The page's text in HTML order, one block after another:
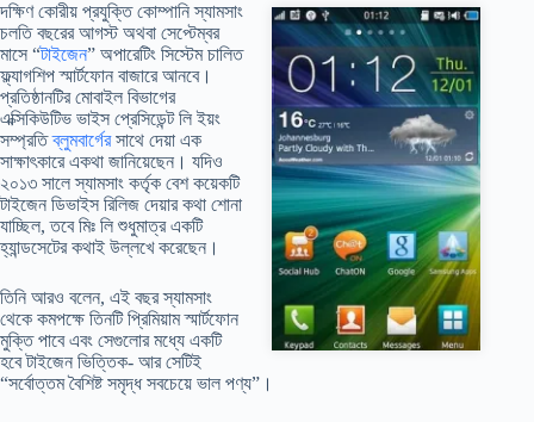
দক্ষিণ কোরীয় প্রযুক্তি কোম্পানি স্যামসাং
চলতি বছরের আগস্ট অথবা সেপ্টেম্বর
মাসে “টাইজেন” অপারেটিং সিস্টেম চালিত
ফ্ল্যাগশিপ স্মার্টফোন বাজারে আনবে।
প্রতিষ্ঠানটির মোবাইল বিভাগের
এক্সিকিউটিভ ভাইস প্রেসিডেন্ট লি ইয়ং
সম্প্রতিব্লুমবার্গেরসাথে দেয়া এক
সাক্ষাৎকারে একথা জানিয়েছেন। যদিও
২০১৩ সালে স্যামসাং কর্তৃক বেশ কয়েকটি
টাইজেন ডিভাইস রিলিজ দেয়ার কথা শোনা
যাচ্ছিল, তবে মিঃ লি শুধুমাত্র একটি
হ্যান্ডসেটের কথাই উল্লখে করেছেন।
তিনি আরও বলেন, এই বছর স্যামসাং
থেকে কমপক্ষে তিনটি প্রিমিয়াম স্মার্টফোন
মুক্তি পাবে এবং সেগুলোর মধ্যে একটি
হবে টাইজেন ভিত্তিক- আর সেটিই
“সর্বোত্তম বৈশিষ্ট সমৃদ্ধ সবচেয়ে ভাল পণ্য”।